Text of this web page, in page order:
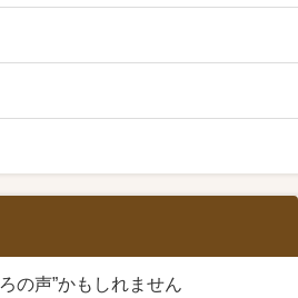
の声”かもしれません